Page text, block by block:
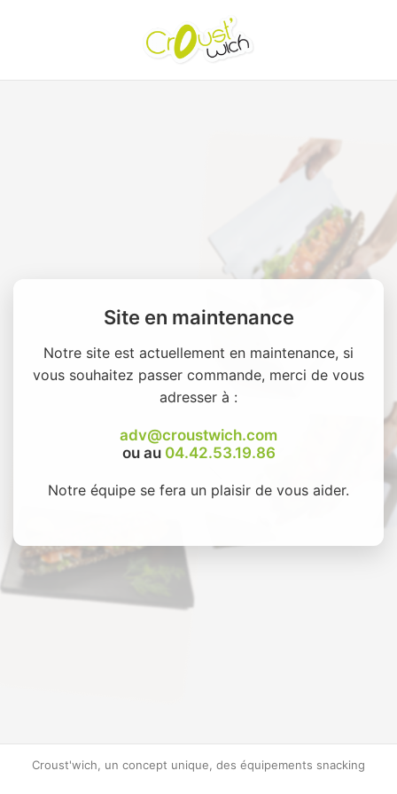
Site en maintenance
Notre site est actuellement en maintenance, si
vous souhaitez passer commande, merci de vous
adresser à :
adv@croustwich.com
ou au 04.42.53.19.86
Notre équipe se fera un plaisir de vous aider.
Croust'wich, un concept unique, des équipements snacking